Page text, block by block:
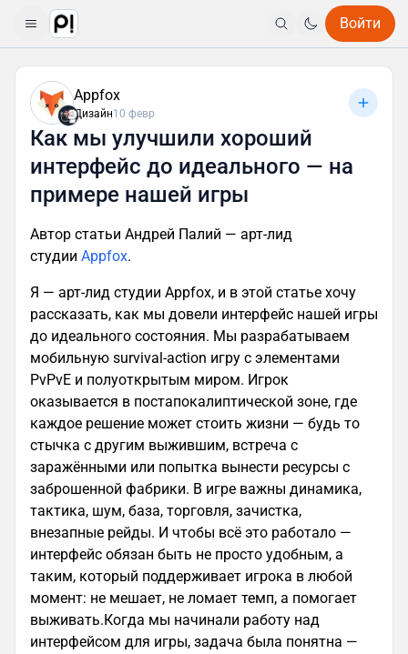
Войти
Appfox
Дизайн10 февр
Как мы улучшили хороший
интерфейс до идеального — на
примере нашей игры
Автор статьи Андрей Палий — арт-лид
студии Appfox.
Я — арт-лид студии Appfox, и в этой статье хочу
рассказать, как мы довели интерфейс нашей игры
до идеального состояния. Мы разрабатываем
мобильную survival-action игру с элементами
PvPvE и полуоткрытым миром. Игрок
оказывается в постапокалиптической зоне, где
каждое решение может стоить жизни — будь то
стычка с другим выжившим, встреча с
заражёнными или попытка вынести ресурсы с
заброшенной фабрики. В игре важны динамика,
тактика, шум, база, торговля, зачистка,
внезапные рейды. И чтобы всё это работало —
интерфейс обязан быть не просто удобным, а
таким, который поддерживает игрока в любой
момент: не мешает, не ломает темп, а помогает
выживать.Когда мы начинали работу над
интерфейсом для игры, задача была понятна —